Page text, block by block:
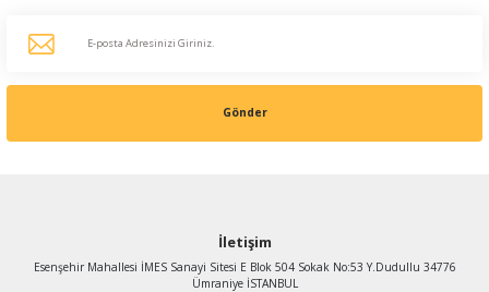
Gönder
İletişim
Esenşehir Mahallesi İMES Sanayi Sitesi E Blok 504 Sokak No:53 Y.Dudullu 34776
Ümraniye İSTANBUL